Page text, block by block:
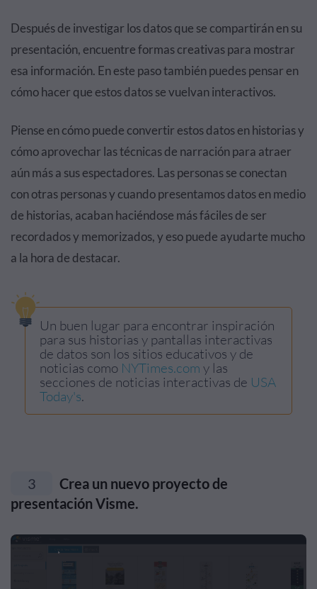
Después de investigar los datos que se compartirán en su
presentación, encuentre formas creativas para mostrar
esa información. En este paso también puedes pensar en
cómo hacer que estos datos se vuelvan interactivos.
Piense en cómo puede convertir estos datos en historias y
cómo aprovechar las técnicas de narración para atraer
aún más a sus espectadores. Las personas se conectan
con otras personas y cuando presentamos datos en medio
de historias, acaban haciéndose más fáciles de ser
recordados y memorizados, y eso puede ayudarte mucho
a la hora de destacar.
Un buen lugar para encontrar inspiración
para sus historias y pantallas interactivas
de datos son los sitios educativos y de
noticias como NYTimes.com y las
secciones de noticias interactivas de USA
Today's.
3
Crea un nuevo proyecto de
presentación Visme.